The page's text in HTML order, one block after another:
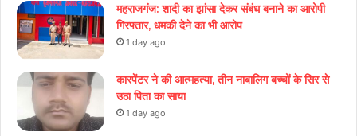
महराजगंज: शादी का झांसा देकर संबंध बनाने का आरोपी
गिरफ्तार, धमकी देने का भी आरोप
1 day ago
कारपेंटर ने की आत्महत्या, तीन नाबालिग बच्चों के सिर से
उठा पिता का साया
1 day ago